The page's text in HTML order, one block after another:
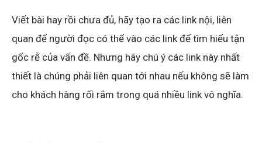
Viết bài hay rồi chưa đủ, hãy tạo ra các link nội, liên
quan để người đọc có thể vào các link để tìm hiểu tận
gốc rễ của vấn đề. Nhưng hãy chú ý các link này nhất
thiết là chúng phải liên quan tới nhau nếu không sẽ làm
cho khách hàng rối rắm trong quá nhiều link vô nghĩa.